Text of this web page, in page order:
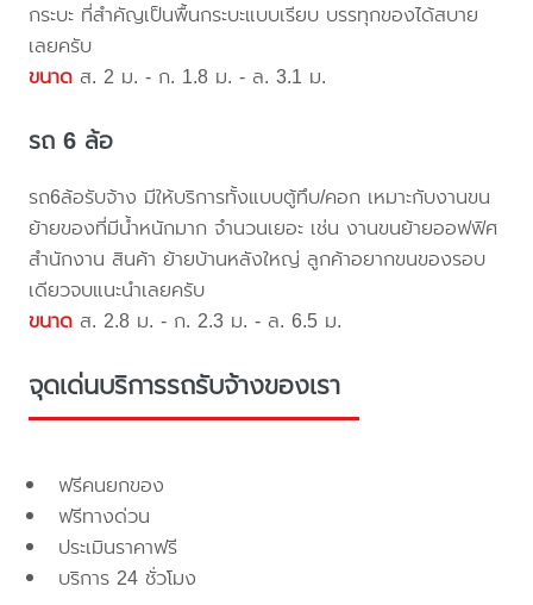
กระบะ ที่สำคัญเป็นพื้นกระบะแบบเรียบ บรรทุกของได้สบาย
เลยครับ
ขนาด ส. 2 ม. - ก. 1.8 ม. - ล. 3.1 ม.
รถ 6 ล้อ
รถ6ล้อรับจ้าง มีให้บริการทั้งแบบตู้ทึบ/คอก เหมาะกับงานขน
ย้ายของที่มีน้ำหนักมาก จำนวนเยอะ เช่น งานขนย้ายออฟฟิศ
สำนักงาน สินค้า ย้ายบ้านหลังใหญ่ ลูกค้าอยากขนของรอบ
เดียวจบแนะนำเลยครับ
ขนาด ส. 2.8 ม. - ก. 2.3 ม. - ล. 6.5 ม.
จุดเด่นบริการรถรับจ้างของเรา
ฟรีคนยกของ
ฟรีทางด่วน
ประเมินราคาฟรี
บริการ 24 ชั่วโมง